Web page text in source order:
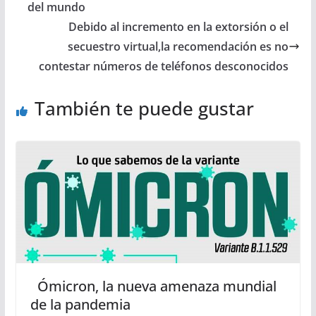
del mundo
Debido al incremento en la extorsión o el
secuestro virtual,la recomendación es no
contestar números de teléfonos desconocidos
También te puede gustar
Ómicron, la nueva amenaza mundial
de la pandemia